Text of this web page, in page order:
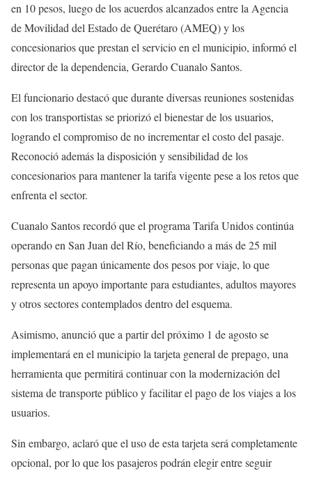
en 10 pesos, luego de los acuerdos alcanzados entre la Agencia
de Movilidad del Estado de Querétaro (AMEQ) y los
concesionarios que prestan el servicio en el municipio, informó el
director de la dependencia, Gerardo Cuanalo Santos.
El funcionario destacó que durante diversas reuniones sostenidas
con los transportistas se priorizó el bienestar de los usuarios,
logrando el compromiso de no incrementar el costo del pasaje.
Reconoció además la disposición y sensibilidad de los
concesionarios para mantener la tarifa vigente pese a los retos que
enfrenta el sector.
Cuanalo Santos recordó que el programa Tarifa Unidos continúa
operando en San Juan del Río, beneficiando a más de 25 mil
personas que pagan únicamente dos pesos por viaje, lo que
representa un apoyo importante para estudiantes, adultos mayores
y otros sectores contemplados dentro del esquema.
Asimismo, anunció que a partir del próximo 1 de agosto se
implementará en el municipio la tarjeta general de prepago, una
herramienta que permitirá continuar con la modernización del
sistema de transporte público y facilitar el pago de los viajes a los
usuarios.
Sin embargo, aclaró que el uso de esta tarjeta será completamente
opcional, por lo que los pasajeros podrán elegir entre seguir